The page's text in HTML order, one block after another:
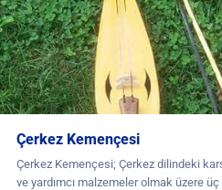
Çerkez Kemençesi
Çerkez Kemençesi; Çerkez dilindeki
ve yardımcı malzemeler olmak üzere üç